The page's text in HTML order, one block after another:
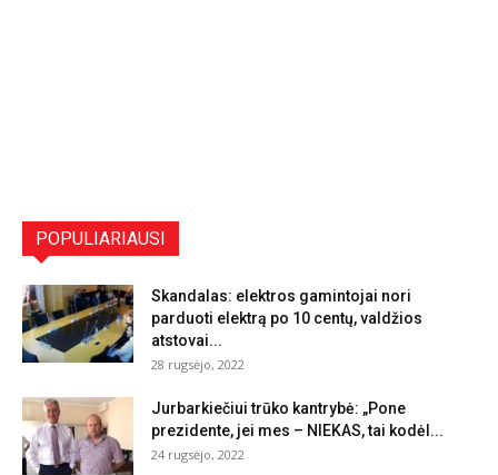
POPULIARIAUSI
Skandalas: elektros gamintojai nori
parduoti elektrą po 10 centų, valdžios
atstovai...
28 rugsėjo, 2022
Jurbarkiečiui trūko kantrybė: „Pone
prezidente, jei mes – NIEKAS, tai kodėl...
24 rugsėjo, 2022